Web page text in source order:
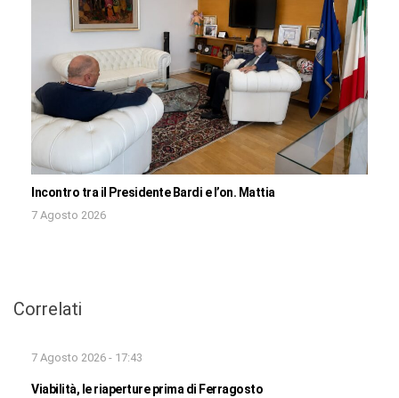
Incontro tra il Presidente Bardi e l’on. Mattia
7 Agosto 2026
Correlati
7 Agosto 2026 - 17:43
Viabilità, le riaperture prima di Ferragosto